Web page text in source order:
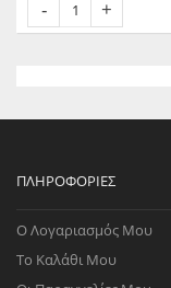
ΠΛΗΡΟΦΟΡΊΕΣ
Ο Λογαριασμός Μου
Το Καλάθι Μου